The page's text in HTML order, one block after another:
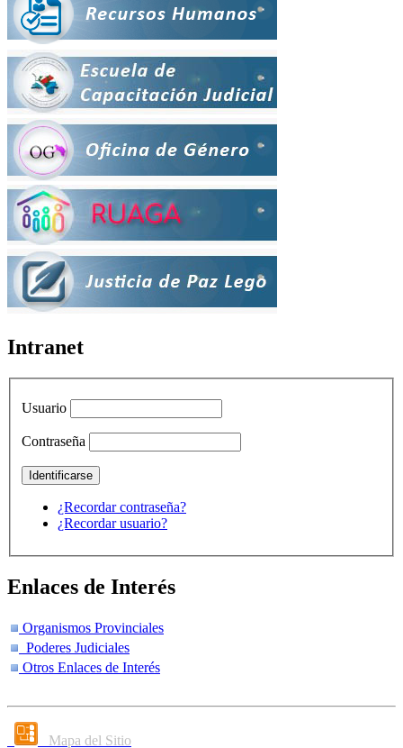
Intranet
Usuario
Contraseña
¿Recordar contraseña?
¿Recordar usuario?
Enlaces de Interés
Organismos Provinciales
Poderes Judiciales
Otros Enlaces de Interés
Mapa del Sitio